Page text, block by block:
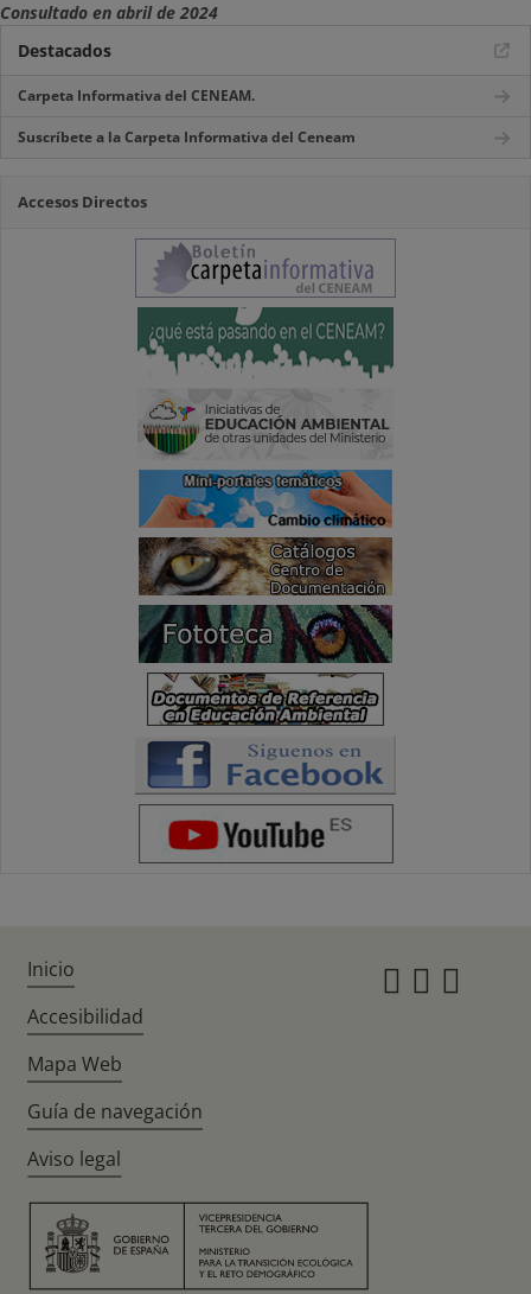
Consultado en abril de 2024
Destacados
Carpeta Informativa del CENEAM.
Suscríbete a la Carpeta Informativa del Ceneam
Accesos Directos
Inicio
Accesibilidad
Mapa Web
Guía de navegación
Aviso legal